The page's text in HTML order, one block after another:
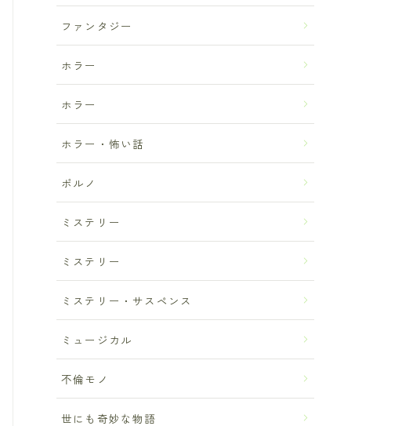
ファンタジー
ホラー
ホラー
ホラー・怖い話
ポルノ
ミステリー
ミステリー
ミステリー・サスペンス
ミュージカル
不倫モノ
世にも奇妙な物語